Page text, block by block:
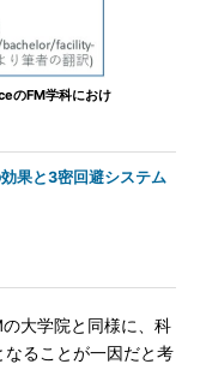
のFM学科におけ
果と3密回避システム
大学院と同様に、科
ることが一因だと考